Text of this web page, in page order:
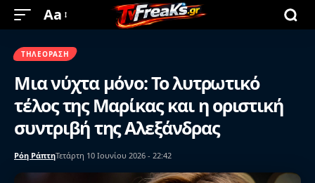
Aa
ΤΗΛΕΌΡΑΣΗ
Μια νύχτα μόνο: Το λυτρωτικό
τέλος της Μαρίκας και η οριστική
συντριβή της Αλεξάνδρας
Ρόη ΡάπτηΤετάρτη 10 Ιουνίου 2026 - 22:42